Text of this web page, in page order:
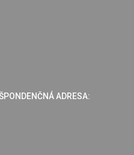
ADRESA: